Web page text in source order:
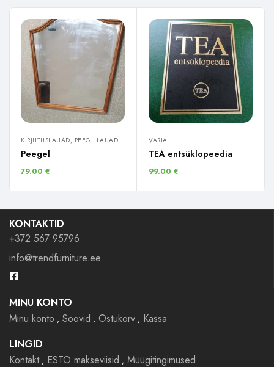
KIRJUTUSLAUAD, PEEGLILAUAD
Peegel
79.00 €
VARIA
TEA entsüklopeedia
99.00 €
KONTAKTID
+372 567 95796
info@trendfurniture.ee
MINU KONTO
Minu konto
Soovid Ostukorv
Kassa
LINGID
Kontakt
ESTO makseviisid Müügitingimused